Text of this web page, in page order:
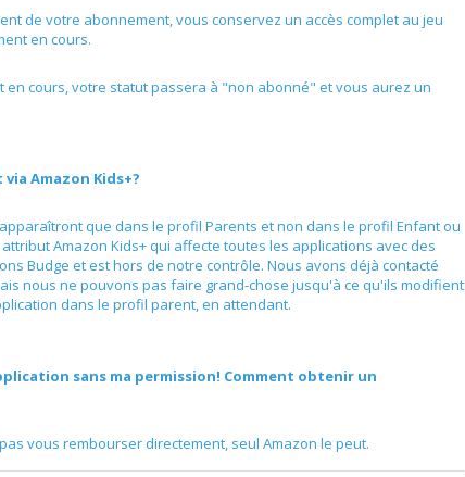
de votre abonnement, vous conservez un accès complet au jeu
en cours.
cours, votre statut passera à "non abonné" et vous aurez un
Amazon Kids+?
que dans le profil Parents et non dans le profil Enfant ou
Amazon Kids+ qui affecte toutes les applications avec des
Budge et est hors de notre contrôle. Nous avons déjà contacté
nous ne pouvons pas faire grand-chose jusqu'à ce qu'ils modifient
dans le profil parent, en attendant.
sans ma permission! Comment obtenir un
vous rembourser directement, seul Amazon le peut.